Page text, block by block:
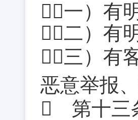
（一）有
（二）有
（三）有
恶意举报
 第十三